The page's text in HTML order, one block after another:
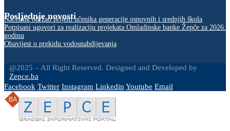
Posljednje novosti
Načelnik održao prijem učenika generacije osnovnih i srednjih škola
Potpisani ugovori za realizaciju projekata Omladinske banke Žepče za 2026.
godinu
Obavijest o prekidu vodosnabdijevanja
@2025 – All Right Reserved. Designed and Developed by
Zepce.ba
Facebook Twitter Instagram LinkedinYoutube Email